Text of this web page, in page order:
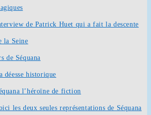
de Patrick Huet qui a fait la descente
la Seine
de Séquana
déesse historique
l’héroïne de fiction
les deux seules représentations de Séquana